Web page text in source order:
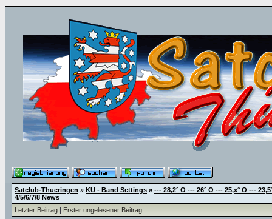
Satclub-Thueringen » KU - Band Settings » --- 28,2° O --- 26° O --- 25,x° O ---
4/5/6/7/8 News
Letzter Beitrag | Erster ungelesener Beitrag